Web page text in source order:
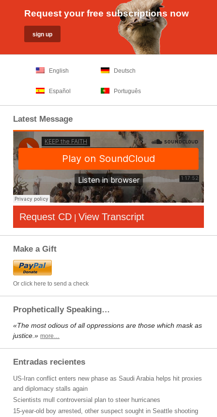
Request your free subscriptions now
English Deutsch
Español Português
Latest Message
Request CD | View Transcript
Make a Gift
Or click here to send a check
Prophetically Speaking…
«The most odious of all oppressions are those which mask as
justice.» more…
Entradas recientes
US-Iran conflict enters new phase as Saudi Arabia helps hit proxies
and diplomacy stalls again
Scientists mull controversial plan to steer hurricanes
15-year-old boy arrested, other suspect sought in Seattle shooting